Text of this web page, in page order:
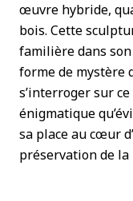
œuvre hybride,
bois. Cette
familière dans
forme de mystère
s’interroger sur
énigmatique
sa place au cœur
préservation de la